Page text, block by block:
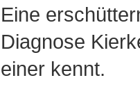
Eine
Diagnose
einer kennt.